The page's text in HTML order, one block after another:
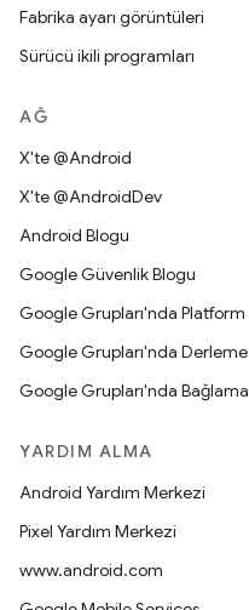
Fabrika ayarı görüntüleri
Sürücü ikili programları
AĞ
X'te @Android
X'te @AndroidDev
Android Blogu
Google Güvenlik Blogu
Google Grupları'nda Platform
Google Grupları'nda Derleme
Google Grupları'nda Bağlama
YARDIM ALMA
Android Yardım Merkezi
Pixel Yardım Merkezi
www.android.com